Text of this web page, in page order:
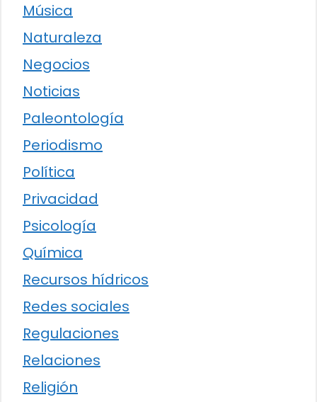
Música
Naturaleza
Negocios
Noticias
Paleontología
Periodismo
Política
Privacidad
Psicología
Química
Recursos hídricos
Redes sociales
Regulaciones
Relaciones
Religión